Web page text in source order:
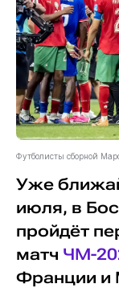
Футболисты сборной
Уже
июля, в
пройдёт
матч ЧМ-
Франции и